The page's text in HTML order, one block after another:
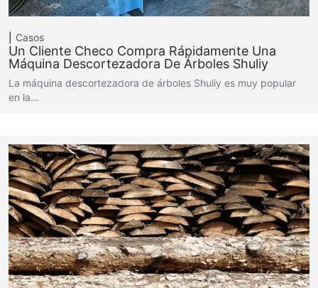
Casos
Un Cliente Checo Compra Rápidamente Una
Máquina Descortezadora De Árboles Shuliy
La máquina descortezadora de árboles Shuliy es muy popular
en la...